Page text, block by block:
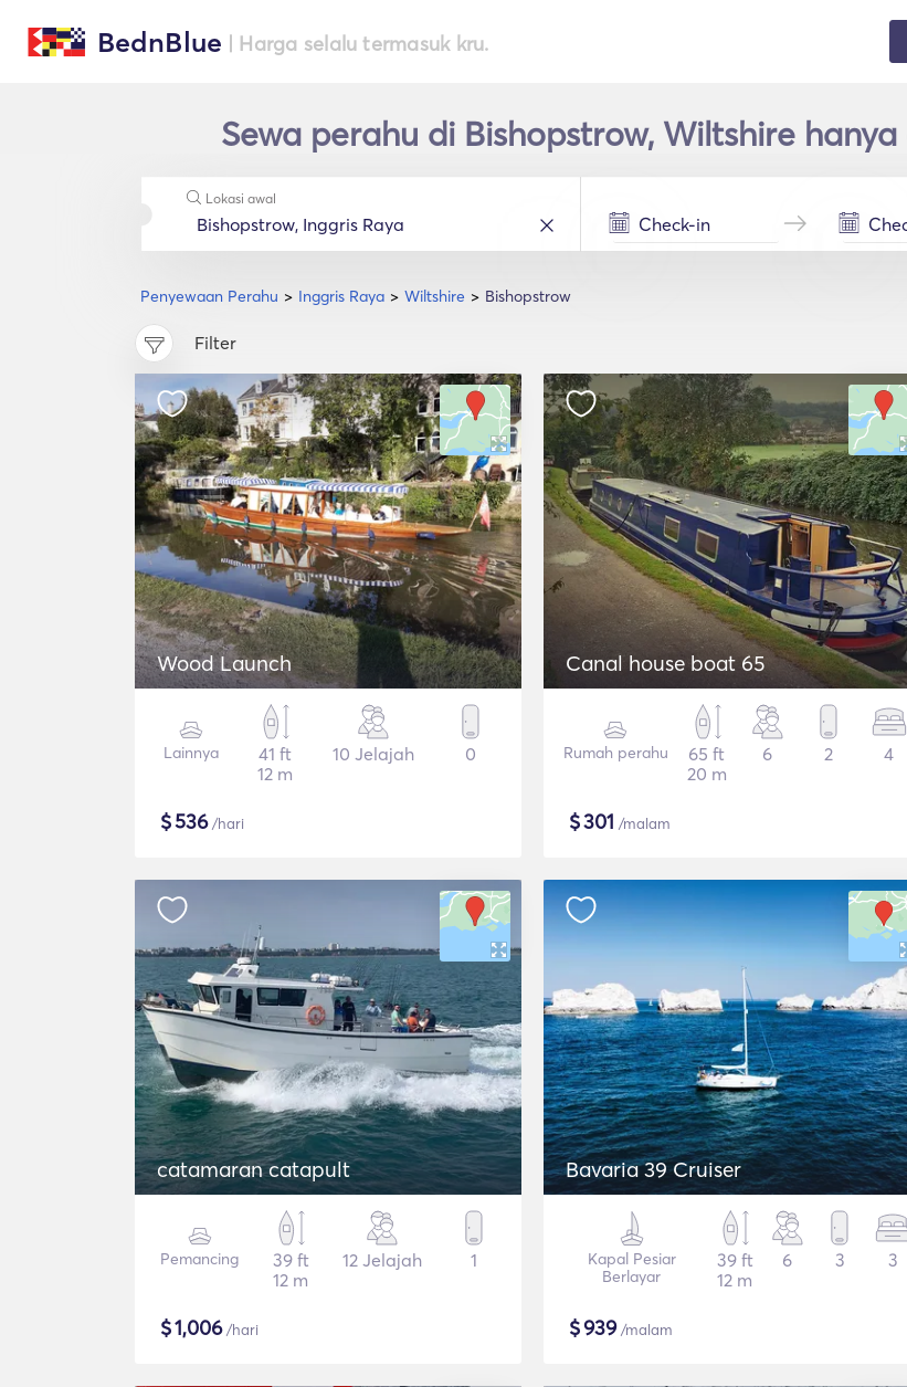
BednBlue | Harga selalu termasuk kru.
Sewa perahu di Bishopstrow, Wiltshire
Penyewaan Perahu Inggris Raya Wiltshire Bishopstrow
Lokasi awal
Filter
Wood Launch
Lainnya
41 ft
12 m
10 Jelajah 0
$536/hari
Canal house boat 65
Rumah perahu
65 ft
20 m
6 2 4
$301 /malam
catamaran catapult
Pemancing
39 ft
12 m
12 Jelajah 1
$1,006/hari
Bavaria 39 Cruiser
Kapal Pesiar
Berlayar
39 ft
12 m
6 3 3
$939/malam